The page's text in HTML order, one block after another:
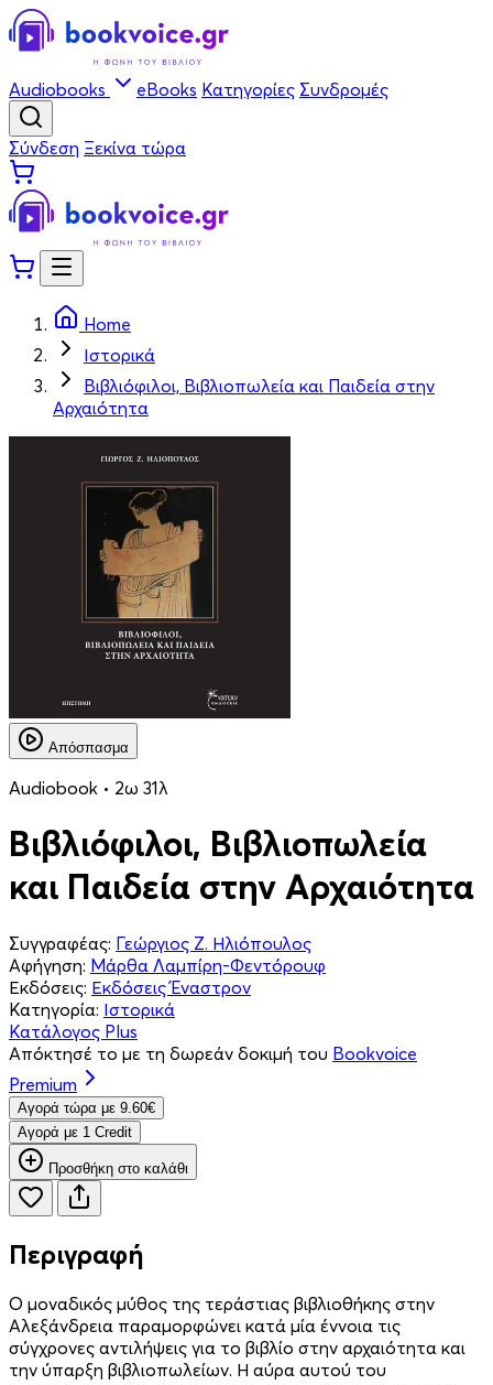
Audiobooks eBooks Κατηγορίες Συνδρομές
Σύνδεση Ξεκίνα τώρα
Home
Ιστορικά
Βιβλιόφιλοι, Βιβλιοπωλεία και Παιδεία στην
Αρχαιότητα
Απόσπασμα
Audiobook • 2ω 31λ
Βιβλιόφιλοι, Βιβλιοπωλεία
και Παιδεία στην Αρχαιότητα
Συγγραφέας: Γεώργιος Ζ. Ηλιόπουλος
Αφήγηση: Μάρθα Λαμπίρη-Φεντόρουφ
Εκδόσεις: Εκδόσεις Έναστρον
Κατηγορία: Ιστορικά
Κατάλογος Plus
Απόκτησέ το με τη δωρεάν δοκιμή του Bookvoice
Premium
Aγορά τώρα με 9.60€
Aγορά με 1 Credit
Προσθήκη στο καλάθι
Περιγραφή
Ο μοναδικός μύθος της τεράστιας βιβλιοθήκης στην
Αλεξάνδρεια παραμορφώνει κατά μία έννοια τις
σύγχρονες αντιλήψεις για το βιβλίο στην αρχαιότητα και
την ύπαρξη βιβλιοπωλείων. Η αύρα αυτού του